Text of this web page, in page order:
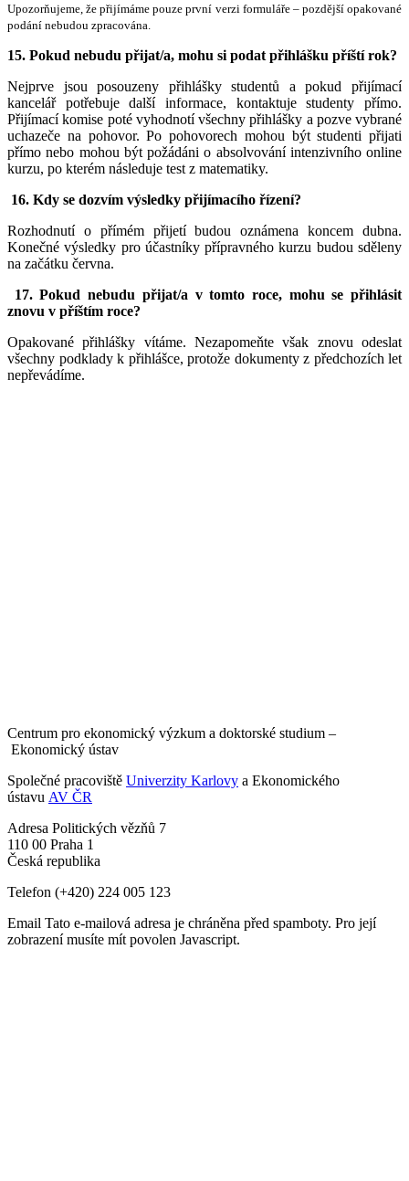
Upozorňujeme, že přijímáme pouze první verzi formuláře – pozdější opakované
podání nebudou zpracována.
15. Pokud nebudu přijat/a, mohu si podat přihlášku příští rok?
Nejprve jsou posouzeny přihlášky studentů a pokud přijímací
kancelář potřebuje další informace, kontaktuje studenty přímo.
Přijímací komise poté vyhodnotí všechny přihlášky a pozve vybrané
uchazeče na pohovor. Po pohovorech mohou být studenti přijati
přímo nebo mohou být požádáni o absolvování intenzivního online
kurzu, po kterém následuje test z matematiky.
16. Kdy se dozvím výsledky přijímacího řízení?
Rozhodnutí o přímém přijetí budou oznámena koncem dubna.
Konečné výsledky pro účastníky přípravného kurzu budou sděleny
na začátku června.
17. Pokud nebudu přijat/a v tomto roce, mohu se přihlásit
znovu v příštím roce?
Opakované přihlášky vítáme. Nezapomeňte však znovu odeslat
všechny podklady k přihlášce, protože dokumenty z předchozích let
nepřevádíme.
Centrum pro ekonomický výzkum a doktorské studium –
Ekonomický ústav
Společné pracoviště Univerzity Karlovy a Ekonomického
ústavu AV ČR
Adresa Politických vězňů 7
110 00 Praha 1
Česká republika
Telefon (+420) 224 005 123
Email Tato e-mailová adresa je chráněna před spamboty. Pro její
zobrazení musíte mít povolen Javascript.